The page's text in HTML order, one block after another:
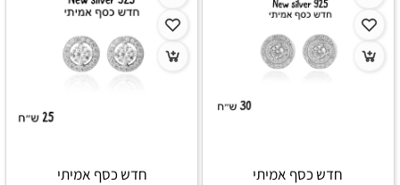
חדש כסף אמיתי חדש כסף אמיתי